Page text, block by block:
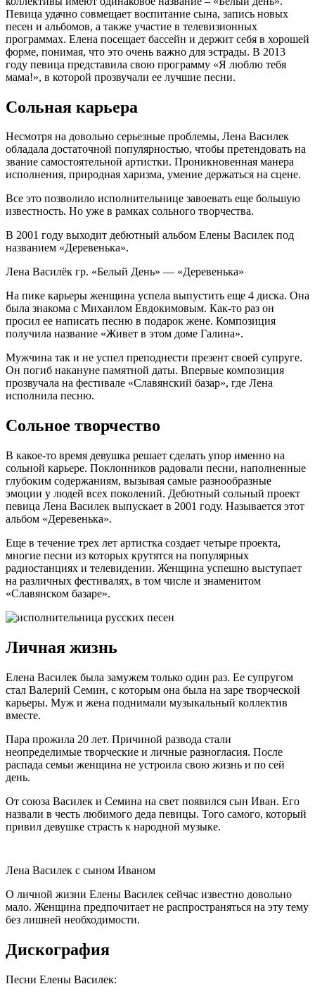
Певица удачно совмещает воспитание сына, запись новых
песен и альбомов, а также участие в телевизионных
программах. Елена посещает бассейн и держит себя в хорошей
форме, понимая, что это очень важно для эстрады. В 2013
году певица представила свою программу «Я люблю тебя
мама!», в которой прозвучали ее лучшие песни.
Сольная карьера
Несмотря на довольно серьезные проблемы, Лена Василек
обладала достаточной популярностью, чтобы претендовать на
звание самостоятельной артистки. Проникновенная манера
исполнения, природная харизма, умение держаться на сцене.
Все это позволило исполнительнице завоевать еще большую
известность. Но уже в рамках сольного творчества.
В 2001 году выходит дебютный альбом Елены Василек под
названием «Деревенька».
Лена Василёк гр. «Белый День» — «Деревенька»
На пике карьеры женщина успела выпустить еще 4 диска. Она
была знакома с Михаилом Евдокимовым. Как-то раз он
просил ее написать песню в подарок жене. Композиция
получила название «Живет в этом доме Галина».
Мужчина так и не успел преподнести презент своей супруге.
Он погиб накануне памятной даты. Впервые композиция
прозвучала на фестивале «Славянский базар», где Лена
исполнила песню.
Сольное творчество
В какое-то время девушка решает сделать упор именно на
сольной карьере. Поклонников радовали песни, наполненные
глубоким содержаниям, вызывая самые разнообразные
эмоции у людей всех поколений. Дебютный сольный проект
певица Лена Василек выпускает в 2001 году. Называется этот
альбом «Деревенька».
Еще в течение трех лет артистка создает четыре проекта,
многие песни из которых крутятся на популярных
радиостанциях и телевидении. Женщина успешно выступает
на различных фестивалях, в том числе и знаменитом
«Славянском базаре».
Личная жизнь
Елена Василек была замужем только один раз. Ее супругом
стал Валерий Семин, с которым она была на заре творческой
карьеры. Муж и жена поднимали музыкальный коллектив
вместе.
Пара прожила 20 лет. Причиной развода стали
неопределимые творческие и личные разногласия. После
распада семьи женщина не устроила свою жизнь и по сей
день.
От союза Василек и Семина на свет появился сын Иван. Его
назвали в честь любимого деда певицы. Того самого, который
привил девушке страсть к народной музыке.
Лена Василек с сыном Иваном
О личной жизни Елены Василек сейчас известно довольно
мало. Женщина предпочитает не распространяться на эту тему
без лишней необходимости.
Дискография
Песни Елены Василек: